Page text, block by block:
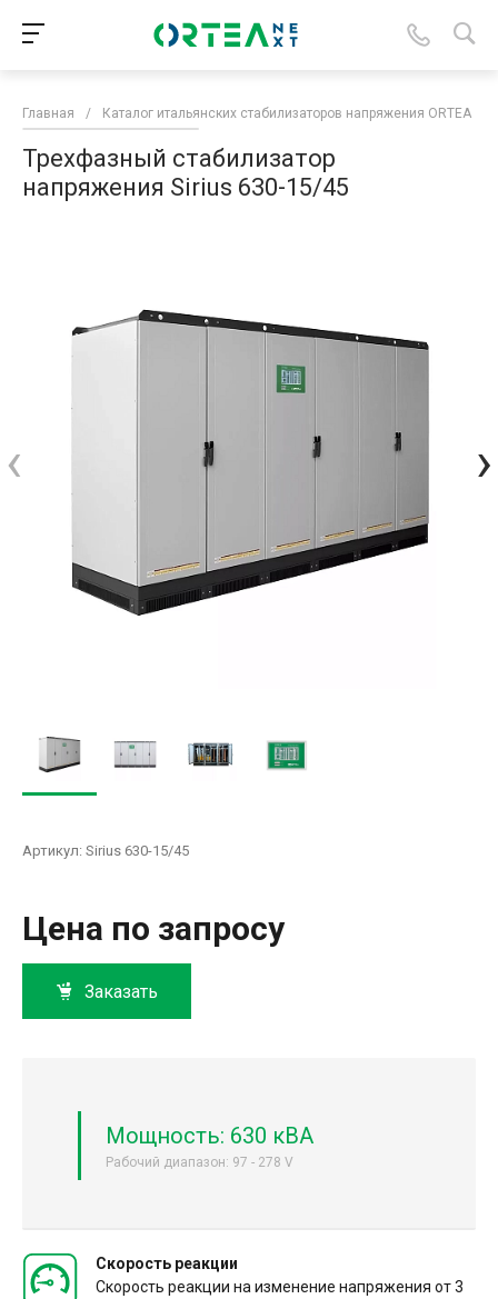
Главная / Каталог итальянских стабилизаторов напряжения ORTEA
Трехфазный стабилизатор
напряжения Sirius 630-15/45
‹ ›
Артикул: Sirius 630-15/45
Цена по запросу
Заказать
Мощность: 630 кВА
Рабочий диапазон: 97 - 278 V
Скорость реакции
Скорость реакции на изменение напряжения от 3